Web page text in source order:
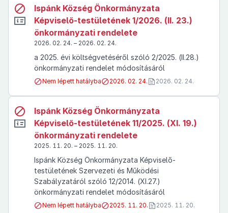
Ispánk Község Önkormányzata
Képviselő-testületének 1/2026. (II. 23.)
önkormányzati rendelete
2026. 02. 24. – 2026. 02. 24.
a 2025. évi költségvetéséről szóló 2/2025. (II.28.)
önkormányzati rendelet módosításáról
Nem lépett hatályba 2026. 02. 24. 2026. 02. 24.
Ispánk Község Önkormányzata
Képviselő-testületének 11/2025. (XI. 19.)
önkormányzati rendelete
2025. 11. 20. – 2025. 11. 20.
Ispánk Község Önkormányzata Képviselő-
testületének Szervezeti és Működési
Szabályzatáról szóló 12/2014. (XI.27.)
önkormányzati rendelet módosításáról
Nem lépett hatályba 2025. 11. 20. 2025. 11. 20.